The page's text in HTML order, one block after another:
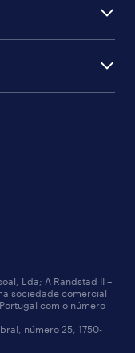
Lda; A Randstad II –
sociedade comercial
com o número
número 25, 1750-